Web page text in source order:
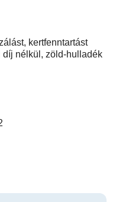
kertfenntartást
nélkül, zöld-hulladék